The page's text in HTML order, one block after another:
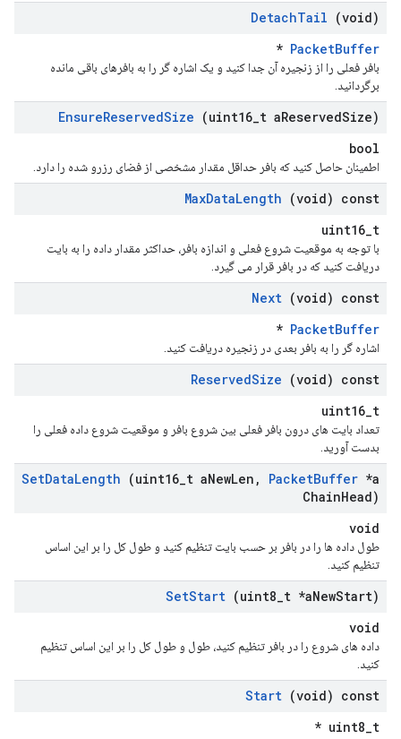
DetachTail (void)
PacketBuffer
*
بافر فعلی را از زنجیره آن جدا کنید و یک اشاره گر را به بافرهای باقی مانده
برگردانید.
EnsureReservedSize (uint16 t aReservedSize)
bool
اطمینان حاصل کنید که بافر حداقل مقدار مشخصی از فضای رزرو شده را دارد.
MaxDataLength (void) const
uint16_t
با توجه به موقعیت شروع فعلی و اندازه بافر، حداکثر مقدار داده را به بایت
دریافت کنید که در بافر قرار می گیرد.
Next (void) const
PacketBuffer
*
اشاره گر را به بافر بعدی در زنجیره دریافت کنید.
ReservedSize (void) const
uint16_t
تعداد بایت های درون بافر فعلی بین شروع بافر و موقعیت شروع داده فعلی را
بدست آورید.
SetDataLength (uint16 t aNewLen , PacketBuffer *a
ChainHead)
void
طول داده ها را در بافر بر حسب بایت تنظیم کنید و طول کل را بر این اساس
تنظیم کنید.
SetStart (uint8 t *aNewStart)
void
داده های شروع را در بافر تنظیم کنید، طول و طول کل را بر این اساس تنظیم
کنید.
Start (void) const
uint8_t *